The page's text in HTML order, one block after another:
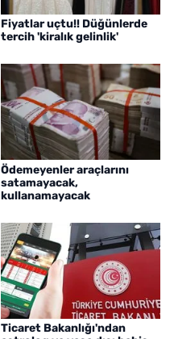
Fiyatlar uçtu!! Düğünlerde
tercih 'kiralık gelinlik'
Ödemeyenler araçlarını
satamayacak,
kullanamayacak
Ticaret Bakanlığı'ndan